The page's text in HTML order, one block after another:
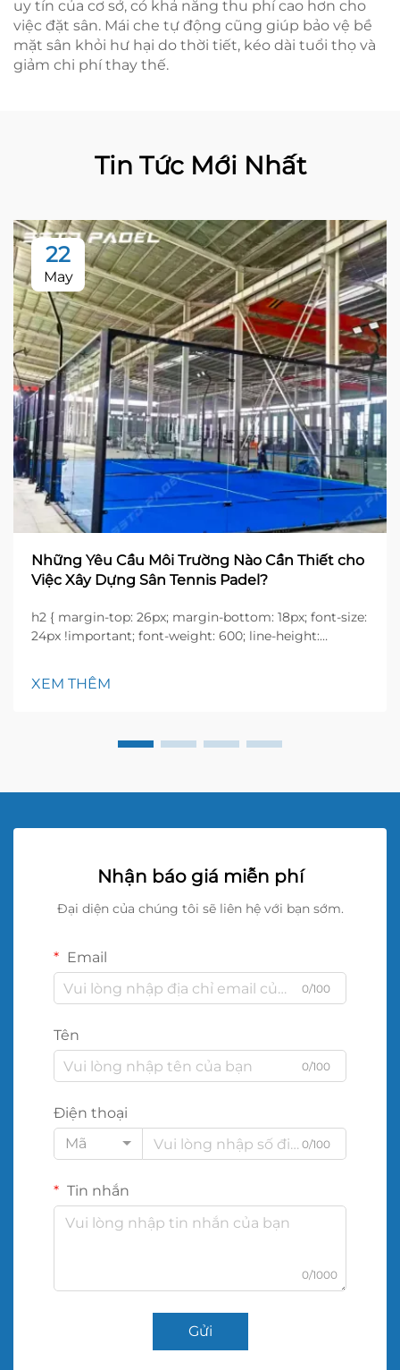
uy tín của cơ sở, có khả năng thu phí cao hơn cho
việc đặt sân. Mái che tự động cũng giúp bảo vệ bề
mặt sân khỏi hư hại do thời tiết, kéo dài tuổi thọ và
giảm chi phí thay thế.
Tin Tức Mới Nhất
22
May
Những Yêu Cầu Môi Trường Nào Cần Thiết cho
Việc Xây Dựng Sân Tennis Padel?
h2 { margin-top: 26px; margin-bottom: 18px; font-size:
24px !important; font-weight: 600; line-height:
font-size: 20px !important; font-weight: 600; line-
height: ...}
XEM THÊM
Nhận báo giá miễn phí
Đại diện của chúng tôi sẽ liên hệ với bạn sớm.
Email
0/100
Tên
0/100
Điện thoại
Mã
0/100
Tin nhắn
0/1000
Gửi